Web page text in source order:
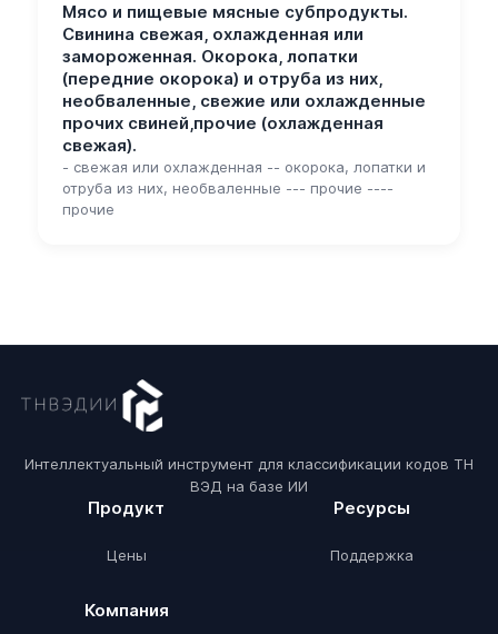
Мясо и пищевые мясные субпродукты.
Свинина свежая, охлажденная или
замороженная. Окорока, лопатки
(передние окорока) и отруба из них,
необваленные, свежие или охлажденные
прочих свиней,прочие (охлажденная
свежая).
- свежая или охлажденная -- окорока, лопатки и
отруба из них, необваленные --- прочие ----
прочие
Интеллектуальный инструмент для классификации кодов ТН
ВЭД на базе ИИ
Продукт
Цены
Ресурсы
Поддержка
Компания